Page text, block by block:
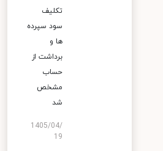
تکلیف
سود سپرده
ها و
برداشت از
حساب
مشخص
شد
1405/04/
19